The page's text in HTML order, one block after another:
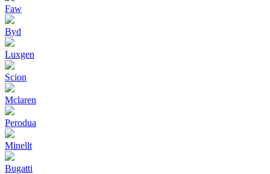
Faw
Byd
Luxgen
Scion
Mclaren
Perodua
Minellt
Bugatti